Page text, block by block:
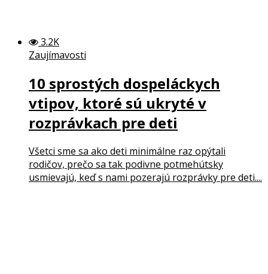
3.2K
Zaujímavosti
10 sprostých dospeláckych
vtipov, ktoré sú ukryté v
rozprávkach pre deti
Všetci sme sa ako deti minimálne raz opýtali
rodičov, prečo sa tak podivne potmehútsky
usmievajú, keď s nami pozerajú rozprávky pre deti....